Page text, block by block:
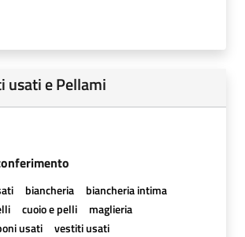
usati e Pellami
biancheria
biancheria intima
cuoio e pelli
maglieria
usati
vestiti usati